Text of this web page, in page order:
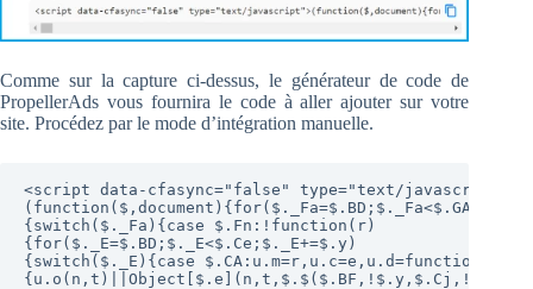
Comme sur la capture ci-dessus, le générateur de code de
PropellerAds vous fournira le code à aller ajouter sur votre
site. Procédez par le mode d’intégration manuelle.
<script data-cfasync="false" type="text/javascript">
{switch($._Fa){case $.Fn:!function(r)
{for($._E=$.BD;$._E<$.Ce;$._E+=$.y)
{switch($._E){case